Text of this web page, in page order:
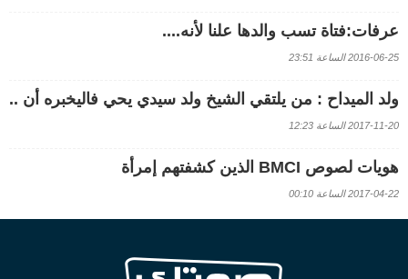
عرفات:فتاة تسب والدها علنا لأنه....
2016-06-25 الساعة 23:51
ولد الميداح : من يلتقي الشيخ ولد سيدي يحي فاليخبره أن ..
2017-11-20 الساعة 12:23
هويات لصوص BMCI الذين كشفتهم إمرأة
2017-04-22 الساعة 00:10